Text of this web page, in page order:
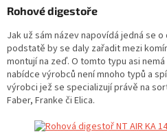
Rohové digestoře
Jak už sám název napovídá jedná se
podstatě by se daly zařadit mezi
montují na zeď. O tomto typu asi
nabídce výrobců není mnoho typů a
výrobci jež se specializují právě na
Faber, Franke či Elica.